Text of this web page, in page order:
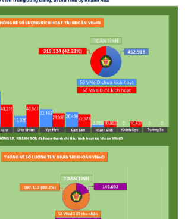
TRỞ THÀNH THÀNH PHỐ TRỰC THUỘC
VỀ BÁO KHÁNH HÒA